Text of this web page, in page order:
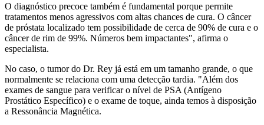
O diagnóstico precoce também é fundamental porque permite
tratamentos menos agressivos com altas chances de cura. O câncer
de próstata localizado tem possibilidade de cerca de 90% de cura e o
câncer de rim de 99%. Números bem impactantes", afirma o
especialista.
No caso, o tumor do Dr. Rey já está em um tamanho grande, o que
normalmente se relaciona com uma detecção tardia. "Além dos
exames de sangue para verificar o nível de PSA (Antígeno
Prostático Específico) e o exame de toque, ainda temos à disposição
a Ressonância Magnética.